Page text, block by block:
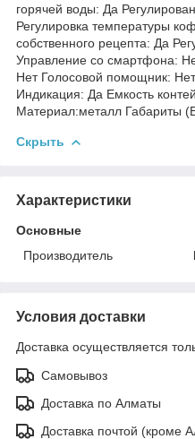
горячей воды: Да
Регулировка температуры
собственного рецепта: Да
Управление со смартфона:
Нет Голосовой помощник:
Индикация: Да Емкость
Материал:металл Габариты
Скрыть
Характеристики
Основные
Производитель
Условия доставки
Доставка осуществляется
Самовывоз
Доставка по Алматы
Доставка почтой (кроме